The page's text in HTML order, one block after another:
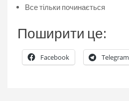
Все тільки починається
Поширити це:
Facebook Telegram